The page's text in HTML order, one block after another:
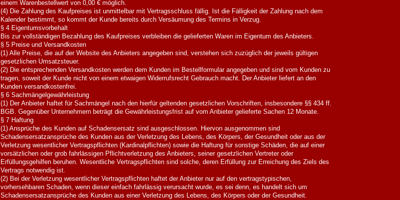
einem Warenbestellwert von 0,00 € möglich.
(4) Die Zahlung des Kaufpreises ist unmittelbar mit Vertragsschluss fällig. Ist die Fälligkeit der Zahlung nach dem
Kalender bestimmt, so kommt der Kunde bereits durch Versäumung des Termins in Verzug.
§ 4 Eigentumsvorbehalt
Bis zur vollständigen Bezahlung des Kaufpreises verbleiben die gelieferten Waren im Eigentum des Anbieters.
§ 5 Preise und Versandkosten
(1) Alle Preise, die auf der Website des Anbieters angegeben sind, verstehen sich zuzüglich der jeweils gültigen
gesetzlichen Umsatzsteuer.
(2) Die entsprechenden Versandkosten werden dem Kunden im Bestellformular angegeben und sind vom Kunden zu
tragen, soweit der Kunde nicht von einem etwaigen Widerrufsrecht Gebrauch macht. Der Anbieter liefert an den
Kunden versandkostenfrei.
§ 6 Sachmängelgewährleistung
(1) Der Anbieter haftet für Sachmängel nach den hierfür geltenden gesetzlichen Vorschriften, insbesondere §§ 434 ff.
BGB. Gegenüber Unternehmern beträgt die Gewährleistungsfrist auf vom Anbieter gelieferte Sachen 12 Monate.
§ 7 Haftung
(1) Ansprüche des Kunden auf Schadensersatz sind ausgeschlossen. Hiervon ausgenommen sind
Schadensersatzansprüche des Kunden aus der Verletzung des Lebens, des Körpers, der Gesundheit oder aus der
Verletzung wesentlicher Vertragspflichten (Kardinalpflichten) sowie die Haftung für sonstige Schäden, die auf einer
vorsätzlichen oder grob fahrlässigen Pflichtverletzung des Anbieters, seiner gesetzlichen Vertreter oder
Erfüllungsgehilfen beruhen. Wesentliche Vertragspflichten sind solche, deren Erfüllung zur Erreichung des Ziels des
Vertrags notwendig ist.
(2) Bei der Verletzung wesentlicher Vertragspflichten haftet der Anbieter nur auf den vertragstypischen,
vorhersehbaren Schaden, wenn dieser einfach fahrlässig verursacht wurde, es sei denn, es handelt sich um
Schadensersatzansprüche des Kunden aus einer Verletzung des Lebens, des Körpers oder der Gesundheit.